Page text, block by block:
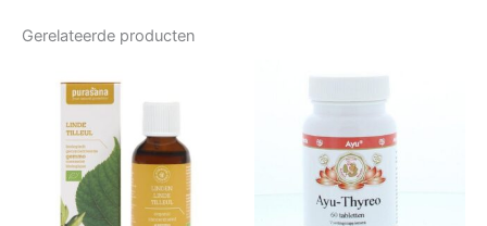
Gerelateerde producten